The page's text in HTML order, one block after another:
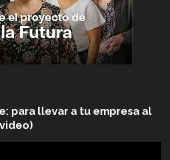
para llevar a tu empresa al